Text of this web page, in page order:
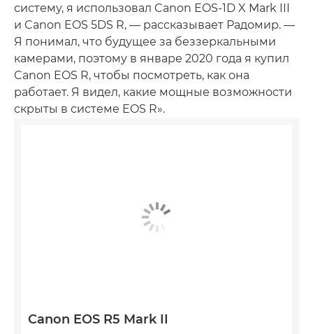
систему, я использовал Canon EOS-1D X Mark III
и Canon EOS 5DS R, — рассказывает Радомир. —
Я понимал, что будущее за беззеркальными
камерами, поэтому в январе 2020 года я купил
Canon EOS R, чтобы посмотреть, как она
работает. Я видел, какие мощные возможности
скрыты в системе EOS R».
Canon EOS R5 Mark II